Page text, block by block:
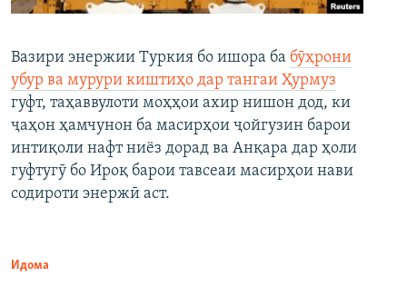
Вазири энержии Туркия бо ишора ба бӯҳрони
убур ва мурури киштиҳо дар тангаи Ҳурмуз
гуфт, таҳаввулоти моҳҳои ахир нишон дод, ки
ҷаҳон ҳамчунон ба масирҳои ҷойгузин барои
интиқоли нафт ниёз дорад ва Анқара дар ҳоли
гуфтугӯ бо Ироқ барои тавсеаи масирҳои нави
содироти энержӣ аст.
Идома